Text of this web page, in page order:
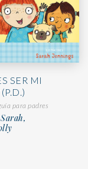
SER MI
para padres